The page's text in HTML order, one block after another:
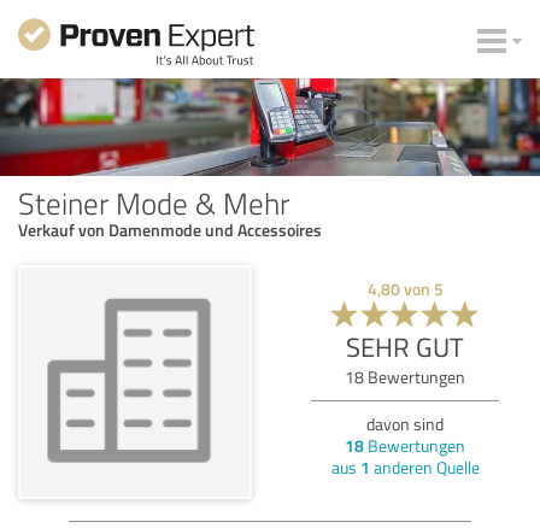
Steiner Mode & Mehr
Verkauf von Damenmode und Accessoires
4,80von 5
SEHR GUT
18 Bewertungen
davon sind
18 Bewertungen
aus 1 anderen Quelle